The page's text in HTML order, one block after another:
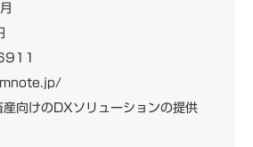
向けのDXソリューションの提供